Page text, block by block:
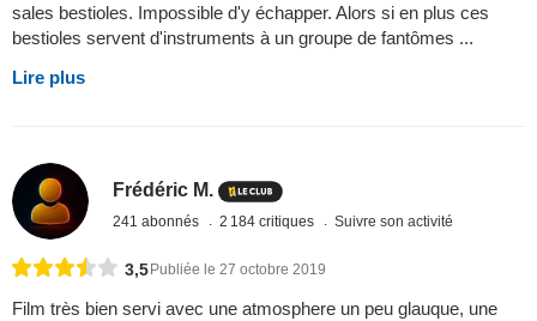
sales bestioles. Impossible d'y échapper. Alors si en plus ces
bestioles servent d'instruments à un groupe de fantômes ...
Lire plus
Frédéric M.
241 abonnés 2 184 critiques Suivre son activité
3,5 Publiée le 27 octobre 2019
Film très bien servi avec une atmosphere un peu glauque, une